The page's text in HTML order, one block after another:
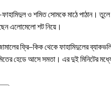
ও শমিত সোমকে মাঠে পাঠান।
এলোমেলো শট নিয়ে।
ফ্রি–কিক থেকে ফাহামিদুলের
হেডে আসে সমতা। এর দুই মিনিটের